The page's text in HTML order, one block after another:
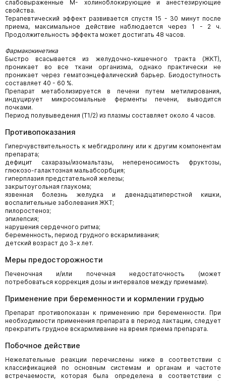
слабовыраженные М- холиноблокирующие и анестезирующие
свойства.
Терапевтический эффект развивается спустя 15 - 30 минут после
приема, максимальное действие наблюдается через 1 - 2 ч.
Продолжительность эффекта может достигать 48 часов.
Фармакокинетика
Быстро всасывается из желудочно-кишечного тракта (ЖКТ),
проникает во все ткани орга­низма, однако практически не
проникает через гематоэнцефалический барьер. Биодоступ­ность
составляет 40 - 60 %.
Препарат метаболизируется в печени путем метилирования,
индуцирует микросомальные ферменты печени, выводится
почками.
Период полувыведения (Т1/2) из плазмы составляет около 4 часов.
Противопоказания
Гиперчувствительность к мебгидролину или к другим компонентам
препарата;
дефицит сахаразы/изомальтазы, непереносимость фруктозы,
глюкозо-галактозная мальабсорбция;
гиперплазия предстательной железы;
закрытоугольная глаукома;
язвенная болезнь желудка и двенадцатиперстной кишки,
воспалительные заболевания ЖКТ;
пилоростеноз;
эпилепсия;
нарушения сердечного ритма;
беременность, период грудного вскармливания;
детский возраст до 3-х лет.
Меры предосторожности
Печеночная и/или почечная недостаточность (может
потребоваться коррекция дозы и интервалов между приемами).
Применение при беременности и кормлении грудью
Препарат противопоказан к применению при беременности. При
необходимости приме­нения препарата в период лактации, следует
прекратить грудное вскармливание на время приема препарата.
Побочное действие
Нежелательные реакции перечислены ниже в соответствии с
классификацией по основ­ным системам и органам и частоте
встречаемости, которая была определена в соответ­ствии с